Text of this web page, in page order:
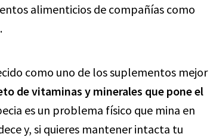
alimenticios de compañías como
como uno de los suplementos mejor
de vitaminas y minerales que pone el
es un problema físico que mina en
y, si quieres mantener intacta tu